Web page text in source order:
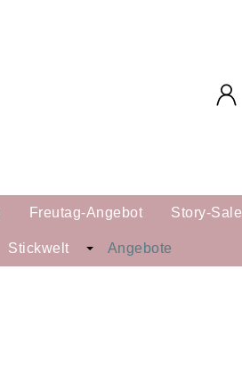
Freutag-Angebot Story-Sale
Stickwelt Angebote